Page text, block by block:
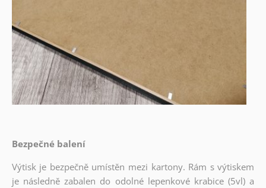
Bezpečné balení
Výtisk je bezpečně umístěn mezi kartony. Rám s výtiskem
je následně zabalen do odolné lepenkové krabice (5vl) a